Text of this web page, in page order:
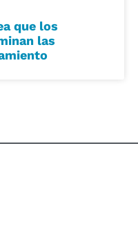
que los
las